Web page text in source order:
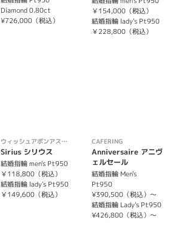
Diamond 0.80ct
¥726,000（税込）
￥154,000（税込）
結婚指輪 lady's Pt950
￥228,800（税込）
ウィッシュアポンアスター
Sirius シリウス
結婚指輪 men's Pt950
￥118,800（税込）
結婚指輪 lady's Pt950
￥149,600（税込）
CAFERING
Anniversaire アニヴ
ェルセール
結婚指輪 Men's
Pt950
¥390,500（税込）～
結婚指輪 Lady's Pt950
¥426,800（税込）～